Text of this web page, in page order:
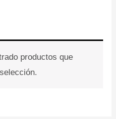
productos que